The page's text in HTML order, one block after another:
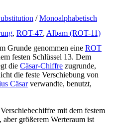
/Monoalphabetisch
, ROT-47, Albam (ROT-11)
Grunde genommen eine ROT
festen Schlüssel 13. Dem
die Cäsar-Chiffre zugrunde,
die feste Verschiebung von
Cäsarverwandte, benutzt,
mit dem festem
aber größerem Werteraum ist